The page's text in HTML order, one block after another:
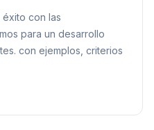
con las
para un desarrollo
con ejemplos, criterios